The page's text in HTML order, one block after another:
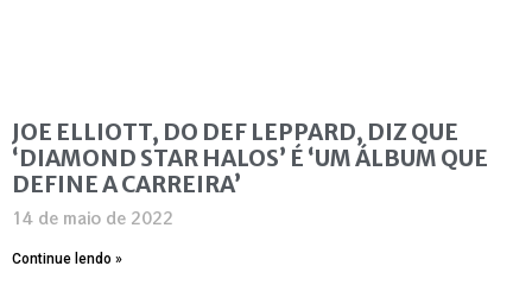
JOE ELLIOTT, DO DEF LEPPARD, DIZ QUE
‘DIAMOND STAR HALOS’ É ‘UM ÁLBUM QUE
DEFINE A CARREIRA’
14 de maio de 2022
Continue lendo »